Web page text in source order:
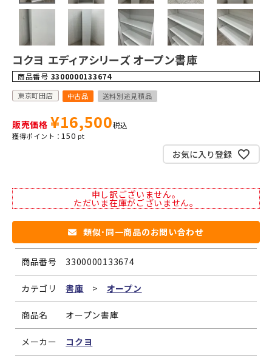
コクヨ エディアシリーズ オープン書庫
商品番号 3300000133674
東京町田店 中古品 送料別途見積品
販売価格 ¥16,500税込
150
お気に入り登録
申し訳ございません。
ただいま在庫がございません。
類似･同一商品のお問い合わせ
商品番号 3300000133674
カテゴリ 書庫 > オープン
商品名 オープン書庫
メーカー コクヨ